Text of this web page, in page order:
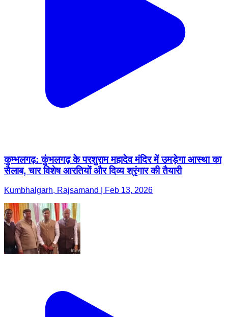
कुम्भलगढ़: कुंभलगढ़ के परशुराम महादेव मंदिर में उमड़ेगा आस्था का
सैलाब, चार विशेष आरतियों और दिव्य श्रृंगार की तैयारी
Kumbhalgarh, Rajsamand | Feb 13, 2026